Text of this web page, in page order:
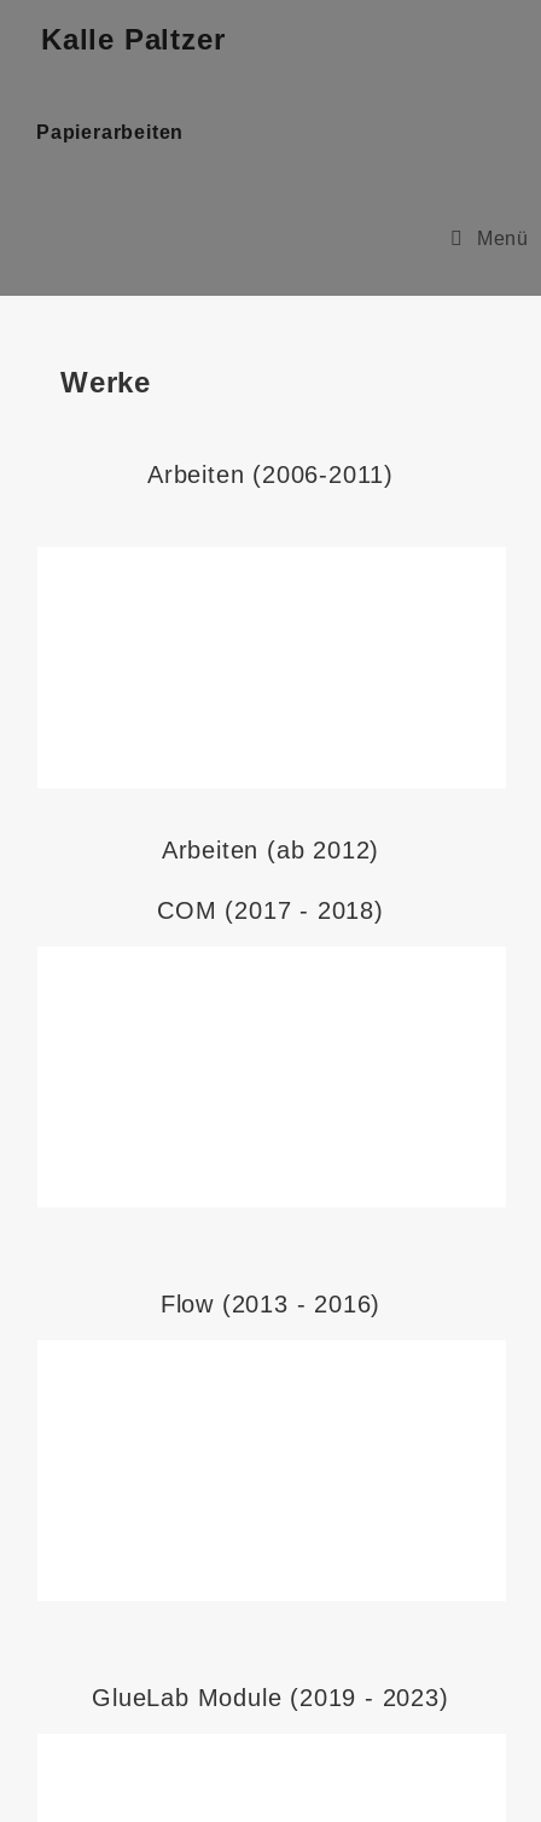
Kalle Paltzer
Papierarbeiten
Menü
Werke
Arbeiten (2006-2011)
Arbeiten (ab 2012)
COM (2017 - 2018)
Flow (2013 - 2016)
GlueLab Module (2019 - 2023)